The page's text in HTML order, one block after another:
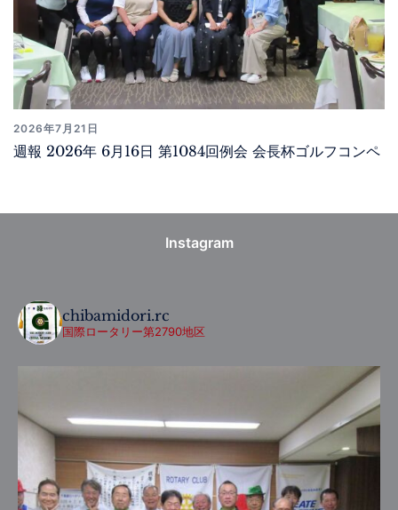
2026年7月21日
週報 2026年 6月16日 第1084回例会 会長杯ゴルフコンペ
Instagram
chibamidori.rc
国際ロータリー第2790地区